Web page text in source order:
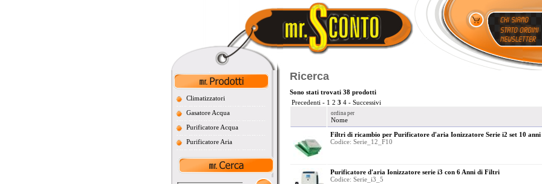
Climatizzatori
Gasatore Acqua
Purificatore Acqua
Purificatore Aria
Ricerca
Sono stati trovati 38 prodotti
Precedenti - 1 2 3 4- Successivi
ordina per
Nome
Filtri di ricambio per Purificatore d'aria Ionizzatore Serie i2 set 10 anni
Codice: Serie_12_F10
Purificatore d'aria Ionizzatore serie i3 con 6 Anni di Filtri
Codice: Serie_i3_5